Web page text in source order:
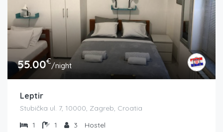
55.00€/night
Leptir
Stubička ul. 7, 10000, Zagreb, Croatia
1
1 3 Hostel